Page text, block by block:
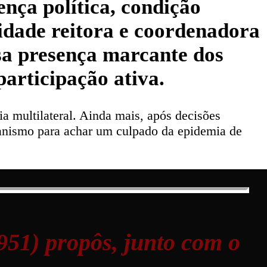
política, condição
reitora e coordenadora
presença marcante dos
ativa.
multilateral. Ainda mais, após decisões
para achar um culpado da epidemia de
propôs, junto com o